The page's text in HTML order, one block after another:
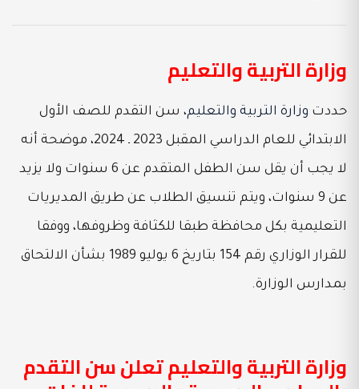
وزارة التربية والتعليم
حددت وزارة التربية والتعليم، سن التقدم للصف الأول
الابتدائي للعام الدراسي المقبل 2023 ـ 2024، موضحة أنه
لا يجب أن يقل سن الطفل المتقدم عن 6 سنوات ولا يزيد
عن 9 سنوات، ويتم تنسيق الطلاب عن طريق المديريات
التعليمية بكل محافظة طبقا للكثافة وظروفها، ووفقا
للقرار الوزاري رقم 154 بتاريخ 6 يوليو 1989 بشأن الالتحاق
بمدارس الوزارة.
وزارة التربية والتعليم تعلن سن التقدم